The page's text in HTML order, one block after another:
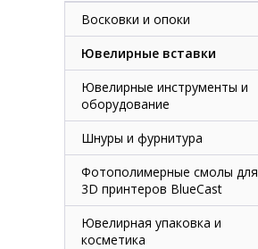
Восковки и опоки
Ювелирные вставки
Ювелирные инструменты и
оборудование
Шнуры и фурнитура
Фотополимерные смолы для
3D принтеров BlueCast
Ювелирная упаковка и
косметика